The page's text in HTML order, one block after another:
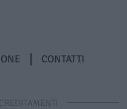
CONTATTI